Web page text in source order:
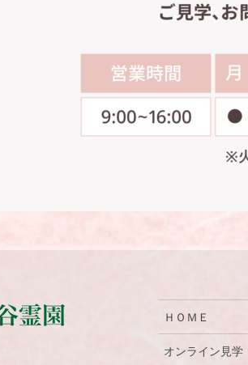
ＨＯＭＥ
オンライン見学